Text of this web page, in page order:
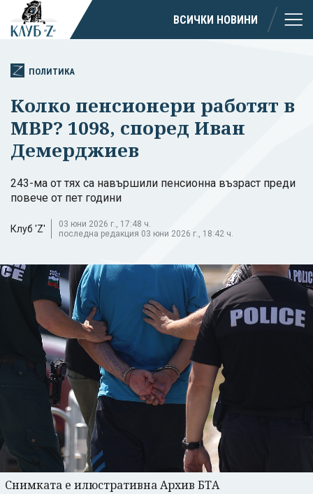
ВСИЧКИ НОВИНИ
ПОЛИТИКА
Колко пенсионери работят в
МВР? 1098, според Иван
Демерджиев
243-ма от тях са навършили пенсионна възраст преди
повече от пет години
Клуб 'Z'
03 юни 2026 г., 17:48 ч.
последна редакция 03 юни 2026 г., 18:42 ч.
Снимката е илюстративна Архив БТА